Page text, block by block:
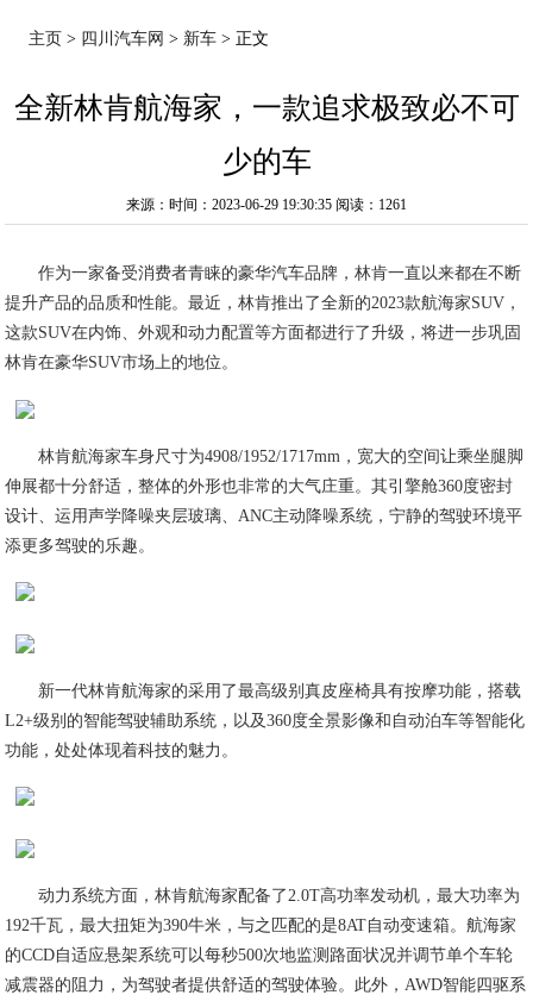
主页 > 四川汽车网 > 新车 > 正文
全新林肯航海家，一款追求极致必不可
少的车
来源：时间：2023-06-29 19:30:35 阅读：1261
作为一家备受消费者青睐的豪华汽车品牌，林肯一直以来都在不断
提升产品的品质和性能。最近，林肯推出了全新的2023款航海家SUV，
这款SUV在内饰、外观和动力配置等方面都进行了升级，将进一步巩固
林肯在豪华SUV市场上的地位。
林肯航海家车身尺寸为4908/1952/1717mm，宽大的空间让乘坐腿脚
伸展都十分舒适，整体的外形也非常的大气庄重。其引擎舱360度密封
设计、运用声学降噪夹层玻璃、ANC主动降噪系统，宁静的驾驶环境平
添更多驾驶的乐趣。
新一代林肯航海家的采用了最高级别真皮座椅具有按摩功能，搭载
L2+级别的智能驾驶辅助系统，以及360度全景影像和自动泊车等智能化
功能，处处体现着科技的魅力。
动力系统方面，林肯航海家配备了2.0T高功率发动机，最大功率为
192千瓦，最大扭矩为390牛米，与之匹配的是8AT自动变速箱。航海家
的CCD自适应悬架系统可以每秒500次地监测路面状况并调节单个车轮
减震器的阻力，为驾驶者提供舒适的驾驶体验。此外，AWD智能四驱系